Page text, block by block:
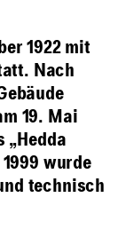
1922 mit
Nach
19. Mai
„Hedda
wurde
technisch